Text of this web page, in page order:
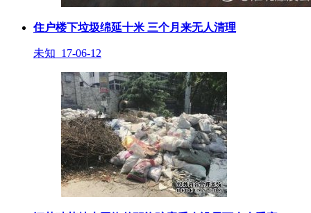
住户楼下垃圾绵延十米 三个月来无人清理
未知 17-06-12